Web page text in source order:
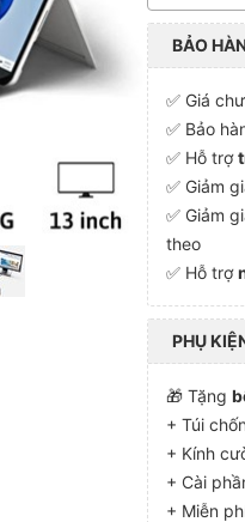
BẢO
✅ Giá
✅ Bảo
✅ Hỗ trợ
✅ Giảm
✅ Giảm
theo
✅ Hỗ trợ
PHỤ
🎁 Tặng
+ Túi
+ Kính
+ Cài
+ Miễn